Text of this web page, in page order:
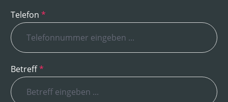
Telefon *
Betreff*